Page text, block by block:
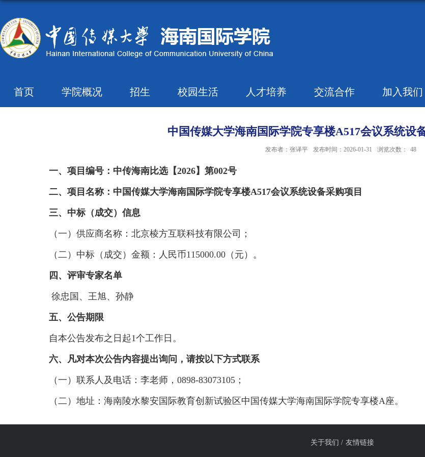
首页 学院概况 招生 校园生活 人才培养 交流合作 加入我们
中国传媒大学海南国际学院专享楼A517会议系统设
发布者：张译平 发布时间：2026-01-31 浏览次数： 48
一、项目编号：中传海南比选【2026】第002号
二、项目名称：中国传媒大学海南国际学院专享楼A517会议系统设备采购项目
三、中标（成交）信息
（一）供应商名称：北京棱方互联科技有限公司；
（二）中标（成交）金额：人民币115000.00（元）。
四、评审专家名单
徐忠国、王旭、孙静
五、公告期限
自本公告发布之日起1个工作日。
六、凡对本次公告内容提出询问，请按以下方式联系
（一）联系人及电话：李老师，0898-83073105；
（二）地址：海南陵水黎安国际教育创新试验区中国传媒大学海南国际学院专享楼A座。
关于我们 / 友情链接